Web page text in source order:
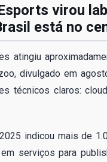
virou
está no
atingiu
divulgado em
técnicos claros:
indicou mais de
serviços para